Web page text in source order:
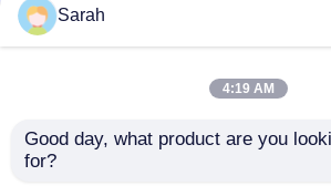
Semua Kasus
Kertas NCR tanpa karbon
Anti Goresan 30g
Sarah
4:19 AM
Good day, what product are you
for?